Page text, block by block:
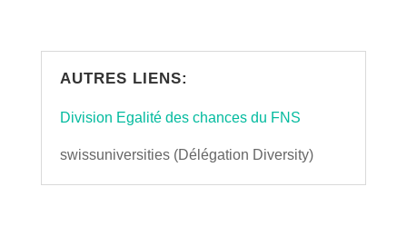
AUTRES LIENS:
Division Egalité des chances du FNS
swissuniversities (Délégation Diversity)